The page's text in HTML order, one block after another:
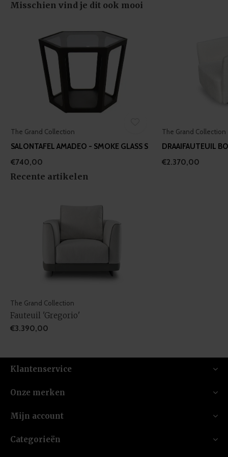
Misschien vind je dit ook mooi
The Grand Collection
SALONTAFEL AMADEO - SMOKE GLASS S
€740,00
The Grand Collection
DRAAIFAUTEUIL
€2.370,00
Recente artikelen
The Grand Collection
Fauteuil 'Gregorio'
€3.390,00
Klantenservice
Onze merken
Mijn account
Categorieën